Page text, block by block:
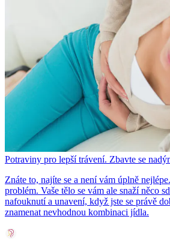
Potraviny pro lepší trávení. Zbavte se
Znáte to, najíte se a není vám úplně
problém. Vaše tělo se vám ale snaží něco
nafouknutí a unavení, když jste se právě
znamenat nevhodnou kombinaci jídla.